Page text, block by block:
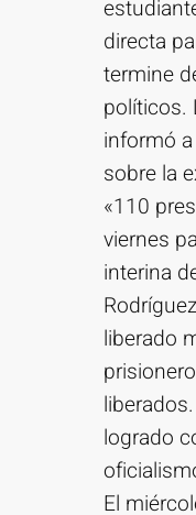
directa
termine
políticos.
informó
sobre la
«110
viernes
interina
liberado
logrado
El